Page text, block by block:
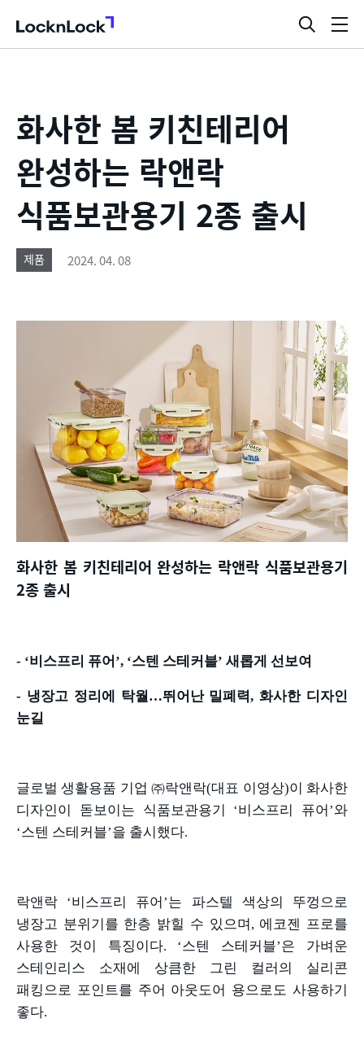
LocknLock
검
색
화사한 봄 키친테리어
완성하는 락앤락
식품보관용기 2종 출시
제품 2024. 04. 08
화사한 봄 키친테리어 완성하는 락앤락 식품보관용기
2종 출시
- ‘비스프리 퓨어 ’, ‘스텐 스테커블’ 새롭게 선보여
- 냉장고 정리에 탁월 …뛰어난 밀폐력,화사한 디자인
눈길
글로벌 생활용품 기업 ㈜락앤락(대표 이영상)이 화사한
디자인이 돋보이는 식품보관용기
‘비스프리 퓨어 ’와
‘스텐 스테커블’을 출시했다.
락앤락 ‘비스프리 퓨어 ’는 파스텔 색상의 뚜껑으로
냉장고 분위기를 한층 밝힐 수 있으며 , 에코젠 프로를
사용한 것이 특징이다. ‘스텐 스테커블’은 가벼운
스테인리스 소재에 상큼한 그린 컬러의 실리콘
패킹으로 포인트를 주어 아웃도어 용으로도 사용하기
좋다.